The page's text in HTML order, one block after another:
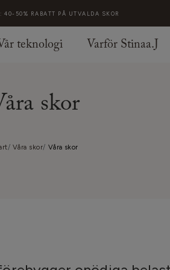
40-50% RABATT PÅ UTVALDA SKOR
teknologi Varför Stinaa.J
skor
Våra skor Våra skor